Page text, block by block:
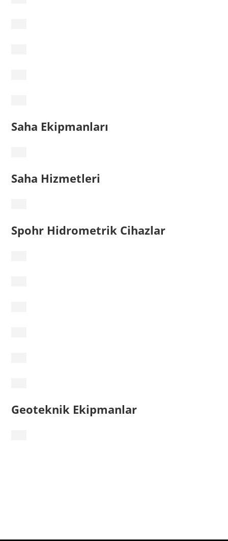
Saha Ekipmanları
Saha Hizmetleri
Spohr Hidrometrik Cihazlar
Geoteknik Ekipmanlar